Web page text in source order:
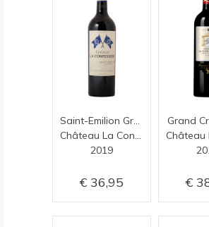
2019
36,95
Grand